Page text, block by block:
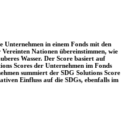
Unternehmen in einem Fonds mit den
Nationen übereinstimmen, wie
Wasser. Der Score basiert auf
Scores der Unternehmen im Fonds
summiert der SDG Solutions Score
Einfluss auf die SDGs, ebenfalls im